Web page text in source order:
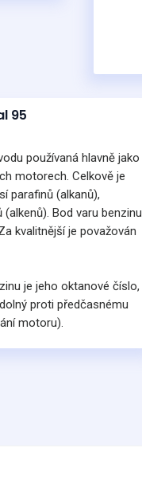
95
používaná hlavně jako
motorech. Celkově je
parafinů (alkanů),
Bod varu benzinu
kvalitnější je považován
je jeho oktanové číslo,
proti předčasnému
motoru).